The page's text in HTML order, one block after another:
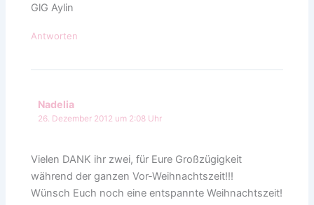
GlG Aylin
Antworten
Nadelia
26. Dezember 2012 um 2:08 Uhr
Vielen DANK ihr zwei, für Eure Großzügigkeit
während der ganzen Vor-Weihnachtszeit!!!
Wünsch Euch noch eine entspannte Weihnachtszeit!